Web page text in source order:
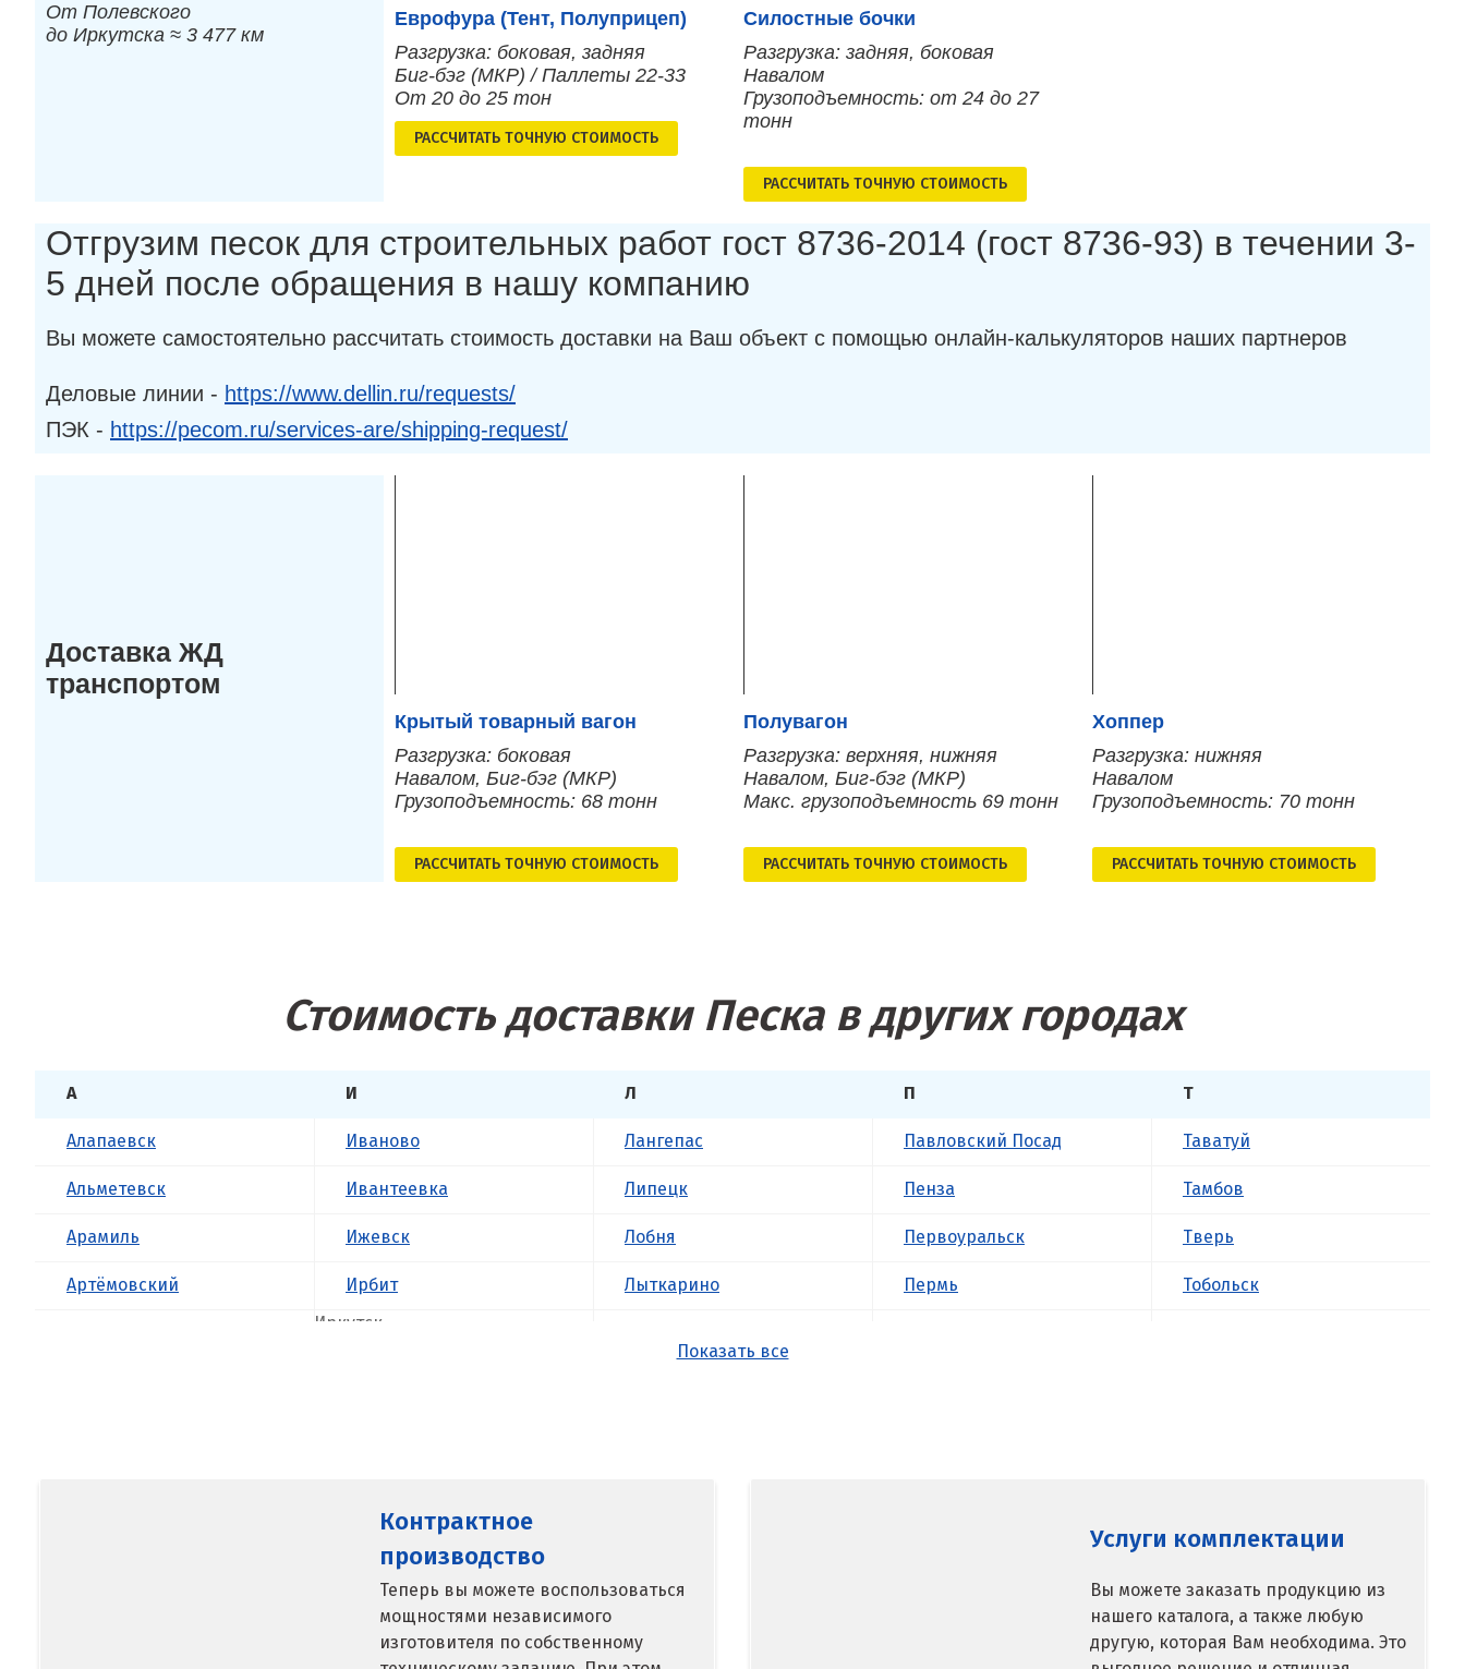
От Полевского
до Иркутска ≈ 3 477 км
Еврофура (Тент, Полуприцеп)
Разгрузка: боковая, задняя
Биг-бэг (МКР) / Паллеты 22-33
От 20 до 25 тон
РАСCЧИТАТЬ ТОЧНУЮ СТОИМОСТЬ
Силостные бочки
Разгрузка: задняя, боковая
Навалом
Грузоподъемность: от 24 до 27
тонн
РАСCЧИТАТЬ ТОЧНУЮ СТОИМОСТЬ
Отгрузим песок для строительных работ гост 8736-2014 (гост 8736-93) в течении 3-
5 дней после обращения в нашу компанию
Вы можете самостоятельно рассчитать стоимость доставки на Ваш объект с помощью онлайн-калькуляторов наших партнеров
Деловые линии - https://www.dellin.ru/requests/
ПЭК - https://pecom.ru/services-are/shipping-request/
Доставка ЖД
транспортом
Крытый товарный вагон
Разгрузка: боковая
Навалом, Биг-бэг (МКР)
Грузоподъемность: 68 тонн
РАСCЧИТАТЬ ТОЧНУЮ СТОИМОСТЬ
Полувагон
Разгрузка: верхняя, нижняя
Навалом, Биг-бэг (МКР)
Макс. грузоподъемность 69 тонн
РАСCЧИТАТЬ ТОЧНУЮ СТОИМОСТЬ
Хоппер
Разгрузка: нижняя
Навалом
Грузоподъемность: 70 тонн
РАСCЧИТАТЬ ТОЧНУЮ СТОИМОСТЬ
Стоимость доставки Песка в других городах
А
Алапаевск
Альметевск
Арамиль
Артёмовский
И
Иваново
Ивантеевка
Ижевск
Ирбит
Иркутск
Калуга
Каменск-Уральский
Камышево
Л
Лангепас
Липецк
Лобня
Лыткарино
П
Павловский Посад
Пенза
Первоуральск
Пермь
Т
Таватуй
Тамбов
Тверь
Тобольск
Ульяновск
Показать все
Контрактное
производство
Теперь вы можете воспользоваться
мощностями независимого
изготовителя по собственному
Услуги комплектации
Вы можете заказать продукцию из
нашего каталога, а также любую
другую, которая Вам необходима. Это